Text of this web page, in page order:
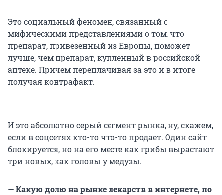
Это социальный феномен, связанный с
мифическими представлениями о том, что
препарат, привезенный из Европы, поможет
лучше, чем препарат, купленный в российской
аптеке. Причем переплачивая за это и в итоге
получая контрафакт.
И это абсолютно серый сегмент рынка, ну, скажем,
если в соцсетях кто-то что-то продает. Один сайт
блокируется, но на его месте как грибы вырастают
три новых, как головы у медузы.
— Какую долю на рынке лекарств в интернете, по